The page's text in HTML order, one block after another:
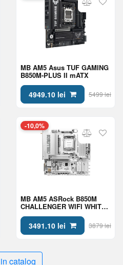
MB AM5 Asus TUF GAMING
B850M-PLUS II mATX
4949.10 lei 5499 lei
-10,0%
MB AM5 ASRock B850M
CHALLENGER WIFI WHITE
mATX
3491.10 lei 3879 lei
catalog